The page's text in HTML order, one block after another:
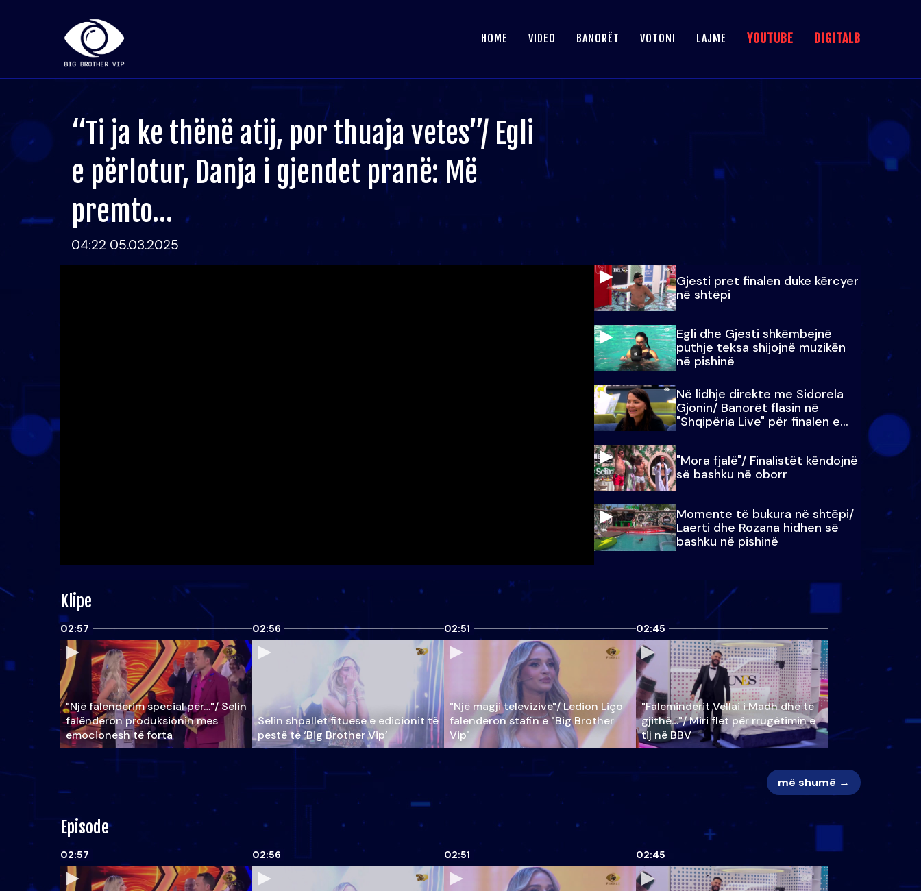
HOME VIDEO BANORËT VOTONI LAJME YOUTUBE DIGITALB
“Ti ja ke thënë atij, por thuaja vetes”/ Egli
e përlotur, Danja i gjendet pranë: Më
premto…
04:22 05.03.2025
Gjesti pret finalen duke kërcyer
në shtëpi
Egli dhe Gjesti shkëmbejnë
puthje teksa shijojnë muzikën
në pishinë
Në lidhje direkte me Sidorela
Gjonin/ Banorët flasin në
"Shqipëria Live" për finalen e
madhe
"Mora fjalë"/ Finalistët këndojnë
së bashku në oborr
Momente të bukura në shtëpi/
Laerti dhe Rozana hidhen së
bashku në pishinë
Klipe
02:57
"Një falenderim special për…"/ Selin
falënderon produksionin mes
emocionesh të forta
02:56
Selin shpallet fituese e edicionit të
pestë të ‘Big Brother Vip’
02:51
"Një magji televizive"/ Ledion Liço
falenderon stafin e "Big Brother
Vip"
02:45
"Faleminderit Vëllai i Madh dhe të
gjithë…"/ Miri flet për rrugëtimin e
tij në BBV
më shumë →
Episode
02:57 02:56 02:51 02:45